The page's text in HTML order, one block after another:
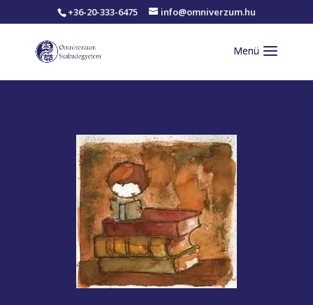
+36-20-333-6475 info@omniverzum.hu